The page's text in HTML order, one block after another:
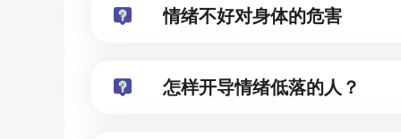
情绪不好对身体的危害
怎样开导情绪低落的人？